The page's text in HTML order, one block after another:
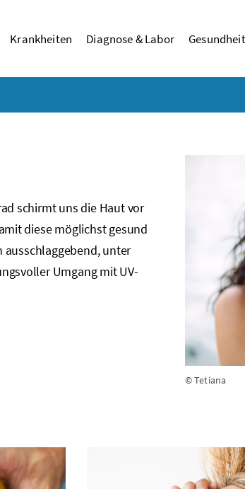
Krankheiten Diagnose & Labor
© Tetiana
schirmt uns die Haut vor
diese möglichst gesund
ausschlaggebend, unter
Umgang mit UV-